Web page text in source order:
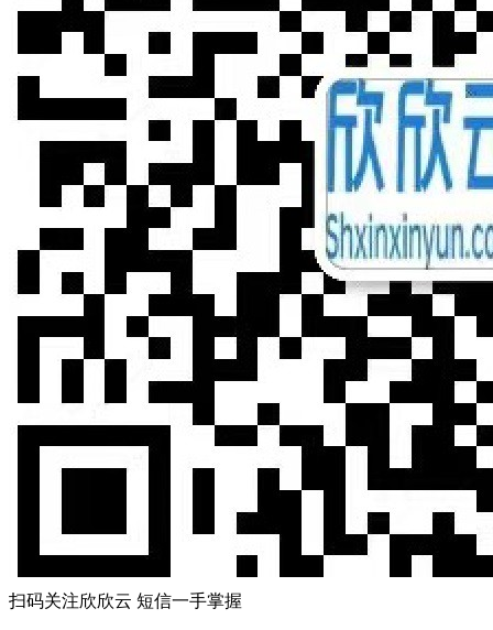
扫码关注欣欣云 短信一手掌握